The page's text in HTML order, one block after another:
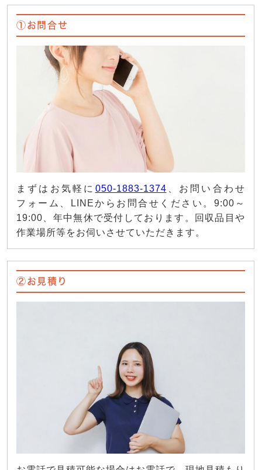
①お問合せ
まずはお気軽に 050-1883-1374 、お問い合わせ
フォーム、LINEからお問合せください。9:00～
19:00、年中無休で受付しております。回収品目や
作業場所等をお伺いさせていただきます。
②お見積り